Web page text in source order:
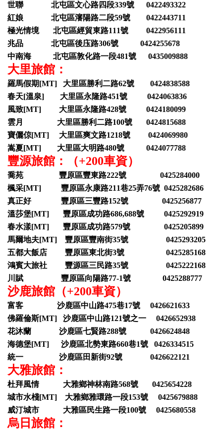
世聯 北屯區文心路四段339號 0422493322
紅娘 北屯區瀋陽路二段59號 0422443711
極光情境 北屯區經貿東路111號 0422956111
兆品 北屯區後庒路306號 0424255678
中南海 北屯區敦化路一段481號 0435009888
大里旅館：
羅馬假期[MT] 大里區勝利二路62號 0424838588
春天[溫泉] 大里區永隆路451號 0424063836
風致[MT] 大里區永隆路428號 0424180099
雲月 大里區勝利二路100號 0424815688
寶儷倞[MT] 大里區爽文路1218號 0424069980
嵩夏[MT] 大里區大明路480號 0424077788
豐源旅館：（+200車資）
喬苑 豐原區豐東路222號 0425284000
楓采[MT] 豐原區永康路211巷25弄76號 0425282686
真正好 豐原區三豐路152號 0425256877
溫莎堡[MT] 豐原區成功路686,688號 0425292919
春水漾[MT] 豐原區成功路579號 0425205899
馬爾地夫[MT] 豐原區豐南街35號 0425293205
五都大飯店 豐原區東北街3號 0425285168
鴻賓大旅社 豐源區三民路35號 0425222168
川賦 豐原區向陽路77-1號 0425288777
沙鹿旅館（+200車資）
富客 沙鹿區中山路475巷17號 0426621633
佛羅倫斯[MT] 沙鹿區中山路121號之一 0426652938
花沐蘭 沙鹿區七賢路288號 0426624848
海德堡[MT] 沙鹿區北勢東路660巷1號 0426334515
統一 沙鹿區田新街92號 0426622121
大雅旅館：
杜拜風情 大雅鄉神林南路568號 0425654228
城市水棧[MT] 大雅鄉雅環路一段153號 0425679888
威汀城市 大雅區民生路一段100號 0425680558
烏日旅館：